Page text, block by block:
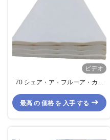
ビデオ
70 シェア・ア・フルーア・カー
最高 の 価格 を 入手 する